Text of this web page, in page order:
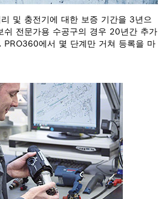
및 충전기에 대한 보증 기간을 3년으
쉬 전문가용 수공구의 경우 20년간 추가
PRO360에서 몇 단계만 거쳐 등록을 마